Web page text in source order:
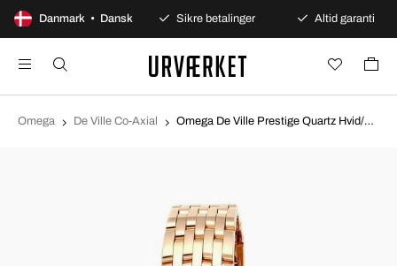
Danmark • Dansk
100 dages åbent køb Sikre betalinger Altid garanti
Omega De Ville Co-Axial Omega De Ville Prestige Quartz Hvid/18 karat rosa guld Ø27 mm 413.55.27.60.55.002